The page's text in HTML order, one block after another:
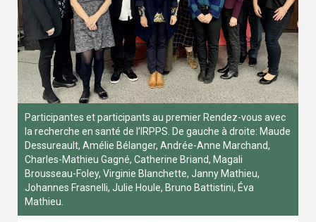
Participantes et participants au premier Rendez-vous avec
la recherche en santé de l’IRPPS. De gauche à droite: Maude
Dessureault, Amélie Bélanger, Andrée-Anne Marchand,
Charles-Mathieu Gagné, Catherine Briand, Magali
Brousseau-Foley, Virginie Blanchette, Janny Mathieu,
Johannes Frasnelli, Julie Houle, Bruno Battistini, Éva
Mathieu.